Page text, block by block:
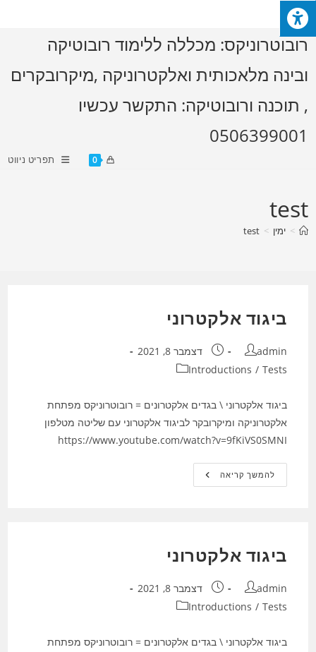
Skip
to
content
רובוטרוניקס: מכללה ללימוד רובוטיקה
ובינה מלאכותית ואלקטרוניקה ,מיקרובקרים
, תוכנה ורובוטיקה: התקשר עכשיו
0506399001
0 תפריט ניווט
test
> ימין >
test
ביגוד אלקטרוני
מחבר:
admin פורסם:דצמבר 8, 2021
קטגוריה: Introductions / Tests
ביגוד אלקטרוני \ בגדים אלקטרונים = רובוטרוניקס מפתחת
אלקטרוניקה ומיקרובקר לביגוד אלקטרוני עם שליטה מטלפון
https://www.youtube.com/watch?v=9fKiVS0SMNI
להמשך קריאהביגוד
אלקטרוני
ביגוד אלקטרוני
מחבר:
admin פורסם:דצמבר 8, 2021
קטגוריה: Introductions / Tests
ביגוד אלקטרוני \ בגדים אלקטרונים = רובוטרוניקס מפתחת